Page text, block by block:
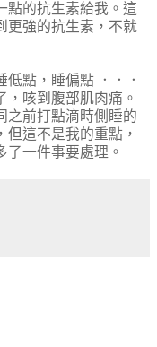
點的抗生素給我。這
更強的抗生素，不就
點，睡偏點 ．．．
咳到腹部肌肉痛。
之前打點滴時側睡的
這不是我的重點，
了一件事要處理。